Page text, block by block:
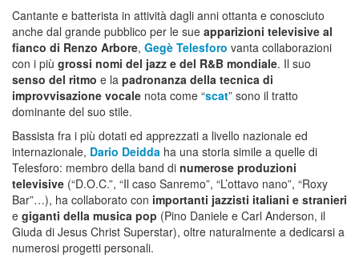
Cantante e batterista in attività dagli anni ottanta e conosciuto
anche dal grande pubblico per le sue apparizioni televisive al
fianco di Renzo Arbore, Gegè Telesforo vanta collaborazioni
con i più grossi nomi del jazz e del R&B mondiale. Il suo
senso del ritmo e la padronanza della tecnica di
improvvisazione vocale nota come “scat” sono il tratto
dominante del suo stile.
Bassista fra i più dotati ed apprezzati a livello nazionale ed
internazionale, Dario Deidda ha una storia simile a quelle di
Telesforo: membro della band di numerose produzioni
televisive (“D.O.C.”, “Il caso Sanremo”, “L’ottavo nano”, “Roxy
Bar”…), ha collaborato con importanti jazzisti italiani e stranieri
e giganti della musica pop (Pino Daniele e Carl Anderson, il
Giuda di Jesus Christ Superstar), oltre naturalmente a dedicarsi a
numerosi progetti personali.